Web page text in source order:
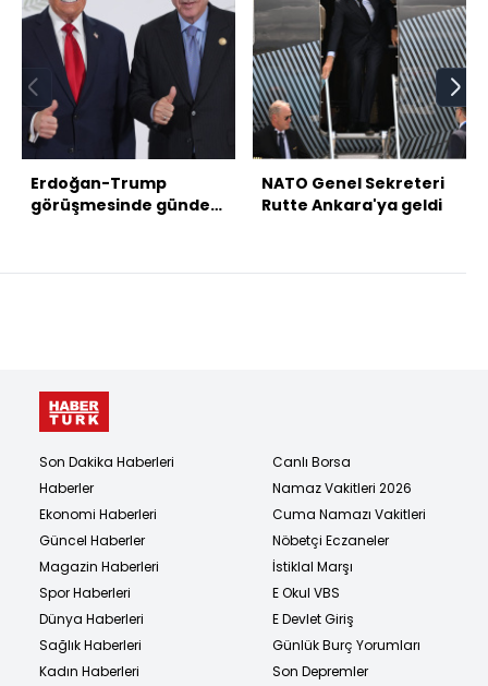
Erdoğan-Trump
görüşmesinde gündem
NATO Genel Sekreteri
Rutte Ankara'ya geldi
Son Dakika Haberleri
Haberler
Ekonomi Haberleri
Güncel Haberler
Magazin Haberleri
Spor Haberleri
Dünya Haberleri
Sağlık Haberleri
Kadın Haberleri
Canlı Borsa
Namaz Vakitleri 2026
Cuma Namazı Vakitleri
Nöbetçi Eczaneler
İstiklal Marşı
E Okul VBS
E Devlet Giriş
Günlük Burç Yorumları
Son Depremler